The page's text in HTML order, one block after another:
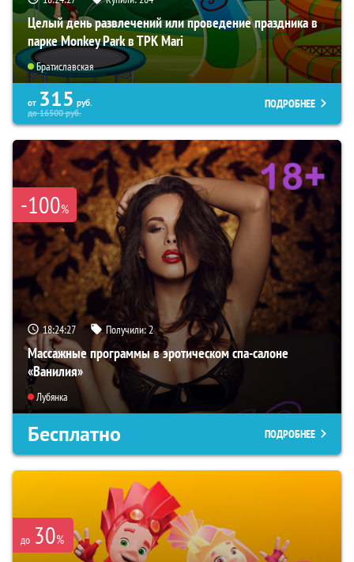
Целый день развлечений или проведение праздника в
парке Monkey Park в ТРК Mari
Братиславская
от 315 руб.
до16500руб.
ПОДРОБНЕЕ
-100%
18:24:26 Получили:2
Массажные программы в эротическом спа-салоне
«Ванилия»
Лубянка
Бесплатно ПОДРОБНЕЕ
до 30%